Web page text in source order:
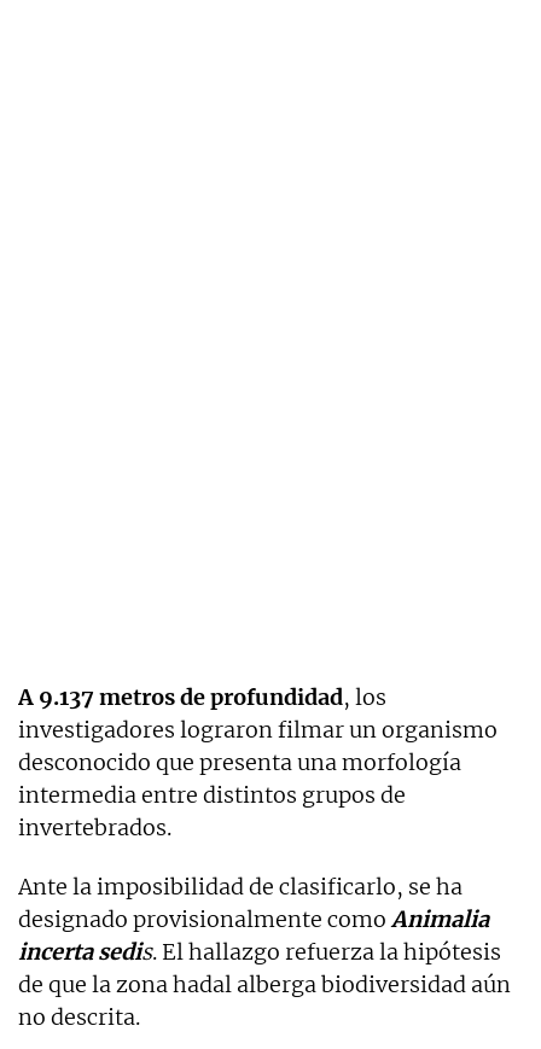
A 9.137 metros de profundidad, los
investigadores lograron filmar un organismo
desconocido que presenta una morfología
intermedia entre distintos grupos de
invertebrados.
Ante la imposibilidad de clasificarlo, se ha
designado provisionalmente comoAnimalia
incerta sedis. El hallazgo refuerza la hipótesis
de que la zona hadal alberga biodiversidad aún
no descrita.